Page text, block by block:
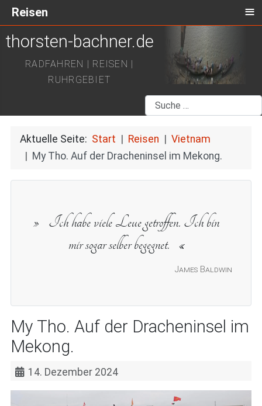
thorsten-bachner.de
RADFAHREN | REISEN |
RUHRGEBIET
Suchen
Aktuelle Seite: Start Reisen
Vietnam
My Tho. Auf der Dracheninsel im Mekong.
James Baldwin
Ich habe viele Leue getroffen. Ich bin
mir sogar selber begegnet.
My Tho. Auf der Dracheninsel im
Mekong.
14. Dezember 2024
Reisen ≡